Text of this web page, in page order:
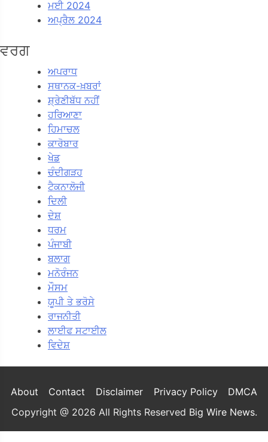
ਮਈ 2024
ਅਪ੍ਰੈਲ 2024
ਵਰਗ
ਅਪਰਾਧ
ਸਥਾਨਕ-ਖ਼ਬਰਾਂ
ਸ਼੍ਰੇਣੀਬੱਧ ਨਹੀਂ
ਹਰਿਆਣਾ
ਹਿਮਾਚਲ
ਕਾਰੋਬਾਰ
ਖੇਡ
ਚੰਦੀਗੜਹ
ਟੈਕਨਾਲੋਜੀ
ਦਿਲੀ
ਦੇਸ਼
ਧਰਮ
ਪੰਜਾਬੀ
ਬਲਾਗ
ਮਨੋਰੰਜਨ
ਮੌਸਮ
ਯੂਪੀ ਤੇ ਭਰੋਸੇ
ਰਾਜਨੀਤੀ
ਲਾਈਫ ਸਟਾਈਲ
ਵਿਦੇਸ਼
About Contact Disclaimer Privacy Policy
DMCA
Copyright @ 2026 All Rights Reserved Big Wire News.